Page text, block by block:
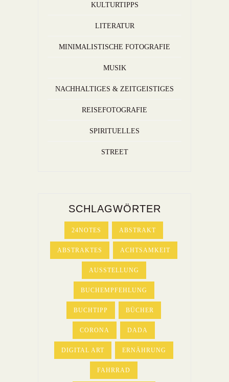
KULTURTIPPS
LITERATUR
MINIMALISTISCHE FOTOGRAFIE
MUSIK
NACHHALTIGES & ZEITGEISTIGES
REISEFOTOGRAFIE
SPIRITUELLES
STREET
SCHLAGWÖRTER
24NOTES ABSTRAKT
ABSTRAKTES ACHTSAMKEIT
AUSSTELLUNG
BUCHEMPFEHLUNG
BUCHTIPP BÜCHER
CORONA DADA
DIGITAL ART ERNÄHRUNG
FAHRRAD